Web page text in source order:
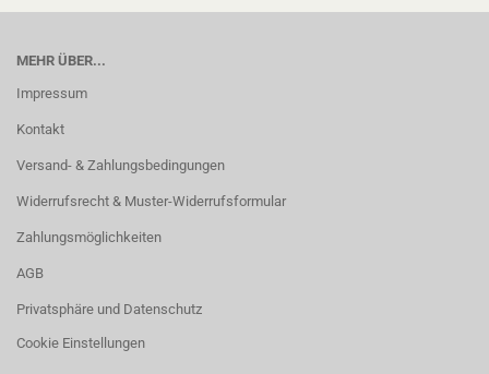
MEHR ÜBER...
Impressum
Kontakt
Versand- & Zahlungsbedingungen
Widerrufsrecht & Muster-Widerrufsformular
Zahlungsmöglichkeiten
AGB
Privatsphäre und Datenschutz
Cookie Einstellungen